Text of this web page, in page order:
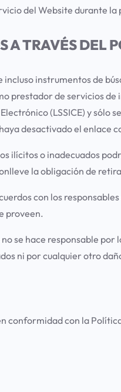
del Website durante
A TRAVÉS DEL
instrumentos de
prestador de servicios
(LSSICE) y sólo
desactivado el enlace
ilícitos o inadecuados
la obligación de
con los
proveen.
se hace responsable
ni por cualquier otro
conformidad con la